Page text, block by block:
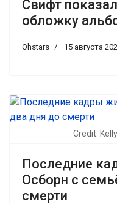
Свифт
обложку
Ohstars 15 августа
Credit:
Последние
Осборн с
смерти